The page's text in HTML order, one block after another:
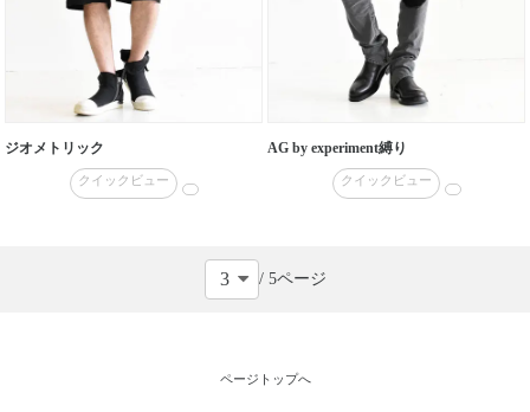
ジオメトリック
クイックビュー
AG by experiment縛り
クイックビュー
/ 5ページ
ページトップへ